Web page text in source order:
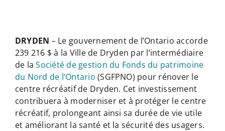
DRYDEN – Le gouvernement de l’Ontario accorde
239 216 $ à la Ville de Dryden par l’intermédiaire
de laSociété de gestion du Fonds du patrimoine
du Nord de l’Ontario (SGFPNO) pour rénover le
centre récréatif de Dryden. Cet investissement
contribuera à moderniser et à protéger le centre
récréatif, prolongeant ainsi sa durée de vie utile
et améliorant la santé et la sécurité des usagers.